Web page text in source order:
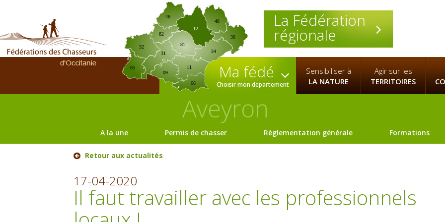
La Fédération
régionale
09
12
30
31
32
34
46
65
66
81
82
11
48
Ma fédé
Choisir mon departement
Sensibiliser à
LA NATURE
Agir sur les
TERRITOIRES
Aveyron
A la une Permis de chasser Règlementation générale Formations
Retour aux actualités
17-04-2020
Il faut travailler avec les professionnels